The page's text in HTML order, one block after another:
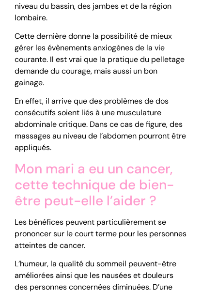
niveau du bassin, des jambes et de la région
lombaire.
Cette dernière donne la possibilité de mieux
gérer les évènements anxiogènes de la vie
courante. Il est vrai que la pratique du pelletage
demande du courage, mais aussi un bon
gainage.
En effet, il arrive que des problèmes de dos
consécutifs soient liés à une musculature
abdominale critique. Dans ce cas de figure, des
massages au niveau de l’abdomen pourront être
appliqués.
Mon mari a eu un cancer,
cette technique de bien-
être peut-elle l’aider ?
Les bénéfices peuvent particulièrement se
prononcer sur le court terme pour les personnes
atteintes de cancer.
L’humeur, la qualité du sommeil peuvent-être
améliorées ainsi que les nausées et douleurs
des personnes concernées diminuées. D’une